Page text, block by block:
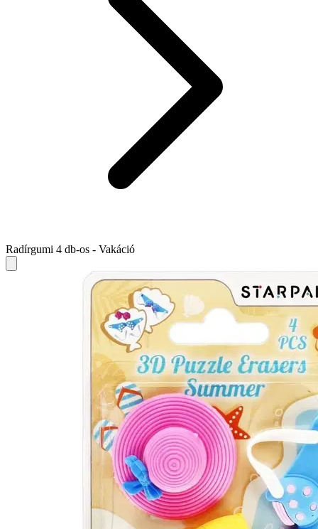
Radírgumi 4 db-os - Vakáció